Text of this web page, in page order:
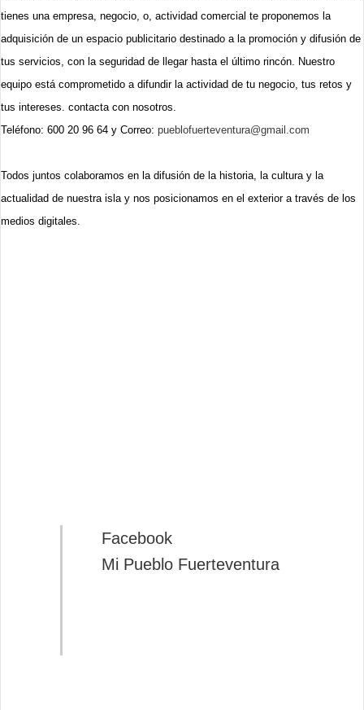
tienes una empresa, negocio, o, actividad comercial te proponemos la
adquisición de un espacio publicitario destinado a la promoción y difusión de
tus servicios, con la seguridad de llegar hasta el último rincón. Nuestro
equipo está comprometido a difundir la actividad de tu negocio, tus retos y
tus intereses. contacta con nosotros.
Teléfono: 600 20 96 64 y Correo: pueblofuerteventura@gmail.com
Todos juntos colaboramos en la difusión de la historia, la cultura y la
actualidad de nuestra isla y nos posicionamos en el exterior a través de los
medios digitales.
Facebook
Mi Pueblo Fuerteventura